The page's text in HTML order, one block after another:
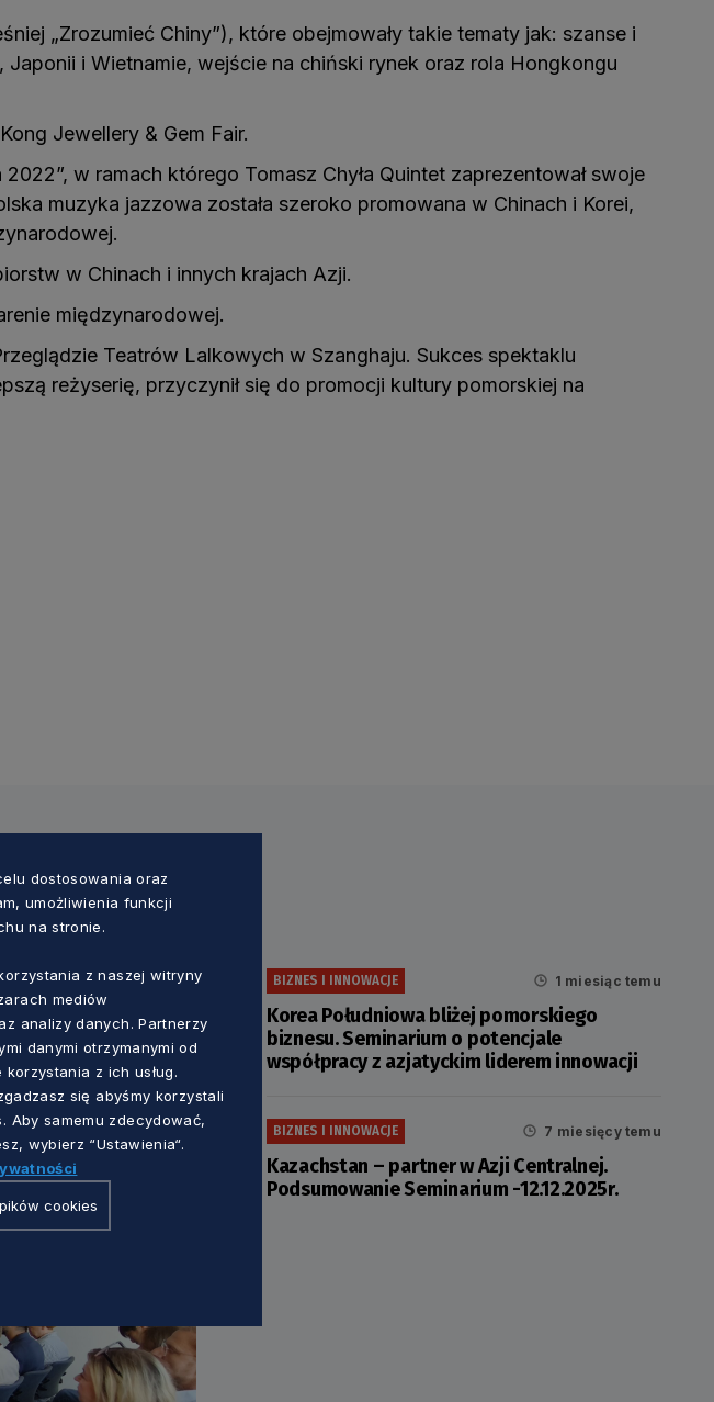
„Zrozumieć Chiny”), które obejmowały takie tematy jak: szanse i
i Wietnamie, wejście na chiński rynek oraz rola Hongkongu
Jewellery & Gem Fair.
w ramach którego Tomasz Chyła Quintet zaprezentował swoje
muzyka jazzowa została szeroko promowana w Chinach i Korei,
w Chinach i innych krajach Azji.
międzynarodowej.
Teatrów Lalkowych w Szanghaju. Sukces spektaklu
reżyserię, przyczynił się do promocji kultury pomorskiej na
BIZNES I INNOWACJE 1 miesiąc temu
Korea Południowa bliżej pomorskiego
biznesu. Seminarium o potencjale
współpracy z azjatyckim liderem innowacji
BIZNES I INNOWACJE 7 miesięcy temu
Kazachstan – partner w Azji Centralnej.
Podsumowanie Seminarium -12.12.2025r.
dostosowania oraz
umożliwienia funkcji
na stronie.
z naszej witryny
mediów
analizy danych. Partnerzy
danymi otrzymanymi od
z ich usług.
się abyśmy korzystali
Aby samemu zdecydować,
wybierz “Ustawienia“.
cookies